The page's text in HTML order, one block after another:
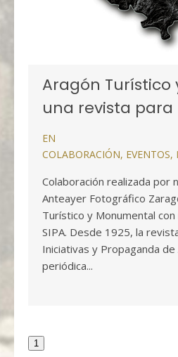
Aragón Turístico
una revista
EN
COLABORACIÓN, EVENTOS,
Colaboración realizada por
Anteayer Fotográfico
Turístico y Monumental
SIPA. Desde 1925, la
Iniciativas y Propaganda
periódica...
1